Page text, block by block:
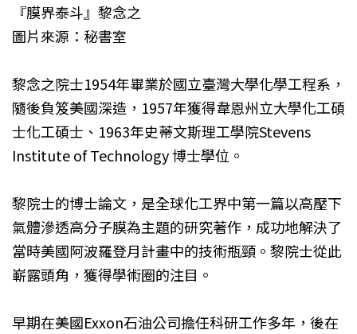
『膜界泰斗』黎念之
圖片來源：秘書室
黎念之院士1954年畢業於國立臺灣大學化學工程系，
隨後負笈美國深造，1957年獲得韋恩州立大學化工碩
士化工碩士、1963年史蒂文斯理工學院Stevens
Institute of Technology 博士學位。
黎院士的博士論文，是全球化工界中第一篇以高壓下
氣體滲透高分子膜為主題的研究著作，成功地解決了
當時美國阿波羅登月計畫中的技術瓶頸。黎院士從此
嶄露頭角，獲得學術圈的注目。
早期在美國Exxon石油公司擔任科研工作多年，後在